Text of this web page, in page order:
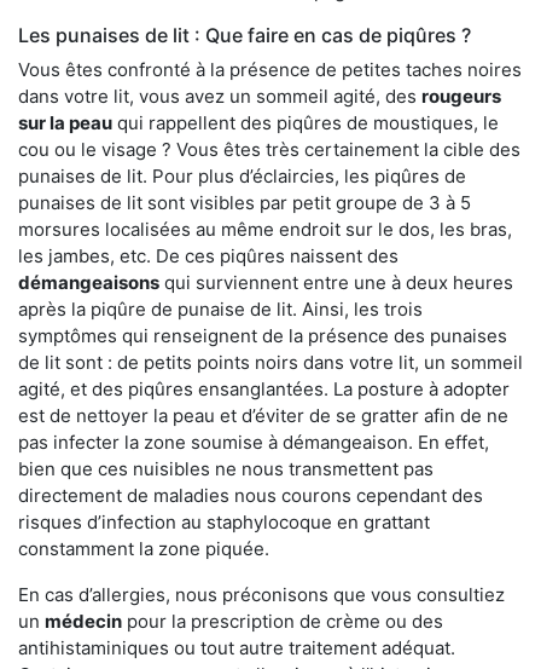
Les punaises de lit : Que faire en cas de piqûres ?
Vous êtes confronté à la présence de petites taches noires
dans votre lit, vous avez un sommeil agité, des rougeurs
sur la peau qui rappellent des piqûres de moustiques, le
cou ou le visage ? Vous êtes très certainement la cible des
punaises de lit. Pour plus d’éclaircies, les piqûres de
punaises de lit sont visibles par petit groupe de 3 à 5
morsures localisées au même endroit sur le dos, les bras,
les jambes, etc. De ces piqûres naissent des
démangeaisons qui surviennent entre une à deux heures
après la piqûre de punaise de lit. Ainsi, les trois
symptômes qui renseignent de la présence des punaises
de lit sont : de petits points noirs dans votre lit, un sommeil
agité, et des piqûres ensanglantées. La posture à adopter
est de nettoyer la peau et d’éviter de se gratter afin de ne
pas infecter la zone soumise à démangeaison. En effet,
bien que ces nuisibles ne nous transmettent pas
directement de maladies nous courons cependant des
risques d’infection au staphylocoque en grattant
constamment la zone piquée.
En cas d’allergies, nous préconisons que vous consultiez
un médecin pour la prescription de crème ou des
antihistaminiques ou tout autre traitement adéquat.